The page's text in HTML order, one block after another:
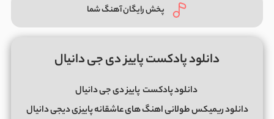
پخش رایگان آهنگ شما
دانلود پادکست پاییز دی جی دانیال
دانلود پادکستپاییز دی جی دانیال
دانلود ریمیکس طولانی اهنگ های عاشقانه پاییزی دیجی دانیال